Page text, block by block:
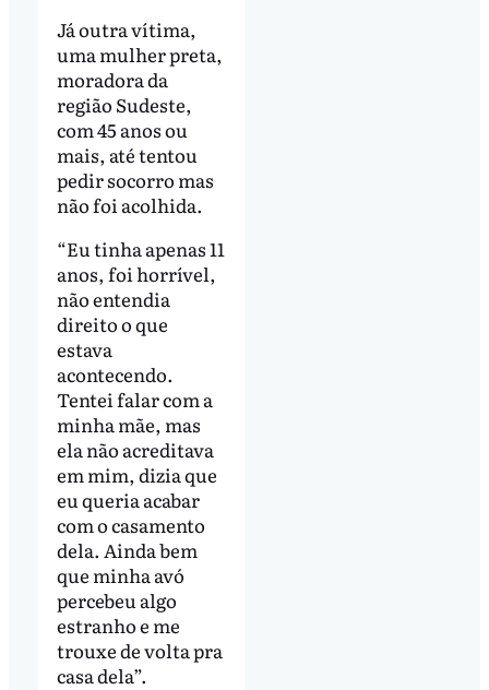
Já outra vítima,
uma mulher preta,
moradora da
região Sudeste,
com 45 anos ou
mais, até tentou
pedir socorro mas
não foi acolhida.
“Eu tinha apenas 11
anos, foi horrível,
não entendia
direito o que
estava
acontecendo.
Tentei falar com a
minha mãe, mas
ela não acreditava
em mim, dizia que
eu queria acabar
com o casamento
dela. Ainda bem
que minha avó
percebeu algo
estranho e me
trouxe de volta pra
casa dela”.